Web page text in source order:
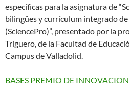
específicas para la asignatura de
bilingües y currículum integrado
(SciencePro)”, presentado por la
Triguero, de la Facultad de
Campus de Valladolid.
BASES PREMIO DE